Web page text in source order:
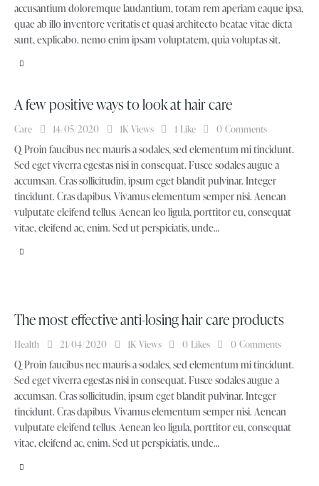
accusantium doloremque laudantium, totam rem aperiam eaque ipsa,
quae ab illo inventore veritatis et quasi architecto beatae vitae dicta
sunt, explicabo. nemo enim ipsam voluptatem, quia voluptas sit.
A few positive ways to look at hair care
Care 14/05/2020 1K Views 1 Like 0 Comments
Q Proin faucibus nec mauris a sodales, sed elementum mi tincidunt.
Sed eget viverra egestas nisi in consequat. Fusce sodales augue a
accumsan. Cras sollicitudin, ipsum eget blandit pulvinar. Integer
tincidunt. Cras dapibus. Vivamus elementum semper nisi. Aenean
vulputate eleifend tellus. Aenean leo ligula, porttitor eu, consequat
vitae, eleifend ac, enim. Sed ut perspiciatis, unde…
The most effective anti-losing hair care products
Health 21/04/2020 1K Views 0 Likes 0 Comments
Q Proin faucibus nec mauris a sodales, sed elementum mi tincidunt.
Sed eget viverra egestas nisi in consequat. Fusce sodales augue a
accumsan. Cras sollicitudin, ipsum eget blandit pulvinar. Integer
tincidunt. Cras dapibus. Vivamus elementum semper nisi. Aenean
vulputate eleifend tellus. Aenean leo ligula, porttitor eu, consequat
vitae, eleifend ac, enim. Sed ut perspiciatis, unde…